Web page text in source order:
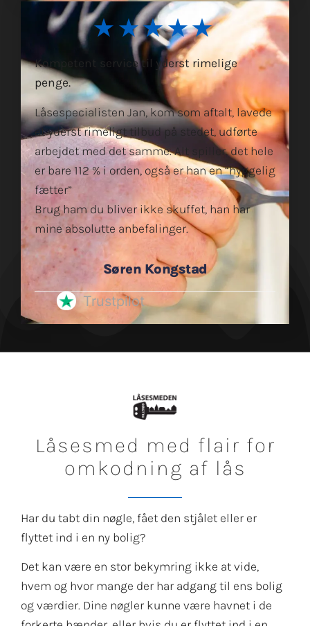
★★★★★
Kompetent service til yderst rimelige
penge.
Låsespecialisten Jan, kom som aftalt, lavede
et yderst rimeligt tilbud på stedet, udførte
arbejdet med det samme. Alt spiller, det hele
er bare 112 % i orden, også er han en “hyggelig
fætter”
Brug ham du bliver ikke skuffet, han har
mine absolutte anbefalinger.
Søren Kongstad
Trustpilot
Låsesmed med flair for
omkodning af lås
Har du tabt din nøgle, fået den stjålet eller er
flyttet ind i en ny bolig?
Det kan være en stor bekymring ikke at vide,
hvem og hvor mange der har adgang til ens bolig
og værdier. Dine nøgler kunne være havnet i de